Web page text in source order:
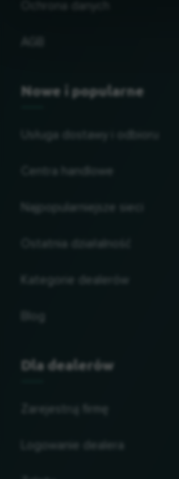
Nowe i popularne
Centra handlowe
Najpopularniejsze sieci
Dla dealerów
Zarejestruj firmę
Logowanie dealera